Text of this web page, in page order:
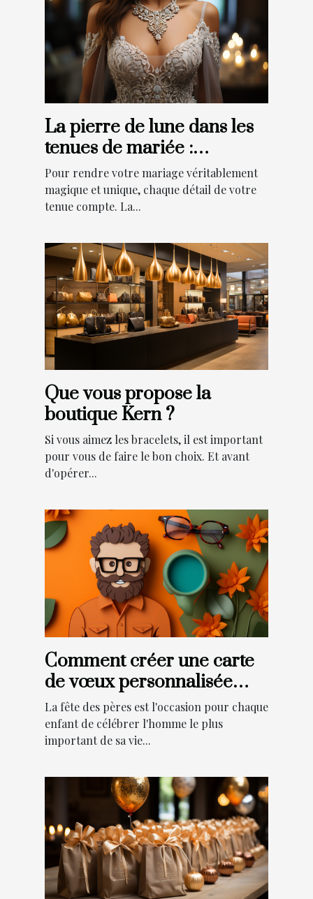
La pierre de lune dans les
tenues de mariée :
comment ajouter une
touche de magie à votre
grand jour ?
Pour rendre votre mariage véritablement
magique et unique, chaque détail de votre
tenue compte. La...
Que vous propose la
boutique Kern ?
Si vous aimez les bracelets, il est important
pour vous de faire le bon choix. Et avant
d'opérer...
Comment créer une carte
de vœux personnalisée
pour la fête des pères ?
La fête des pères est l'occasion pour chaque
enfant de célébrer l'homme le plus
important de sa vie...